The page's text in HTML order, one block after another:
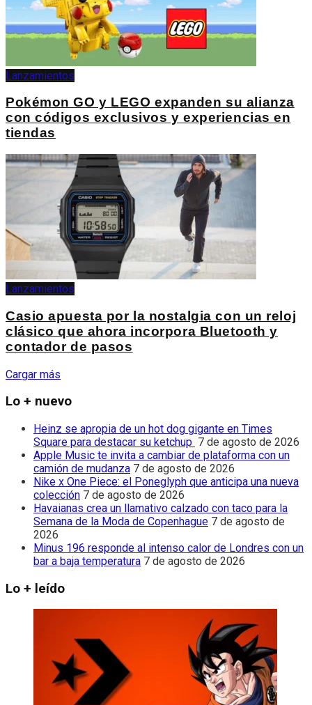
Lanzamientos
Pokémon GO y LEGO expanden su alianza
con códigos exclusivos y experiencias en
tiendas
Lanzamientos
Casio apuesta por la nostalgia con un reloj
clásico que ahora incorpora Bluetooth y
contador de pasos
Cargar más
Lo + nuevo
Heinz se apropia de un hot dog gigante en Times
Square para destacar su ketchup 7 de agosto de 2026
Apple Music te invita a cambiar de plataforma con un
camión de mudanza 7 de agosto de 2026
Nike x One Piece: el Poneglyph que anticipa una nueva
colección 7 de agosto de 2026
Havaianas crea un llamativo calzado con taco para la
Semana de la Moda de Copenhague 7 de agosto de
2026
Minus 196 responde al intenso calor de Londres con un
bar a baja temperatura 7 de agosto de 2026
Lo + leído